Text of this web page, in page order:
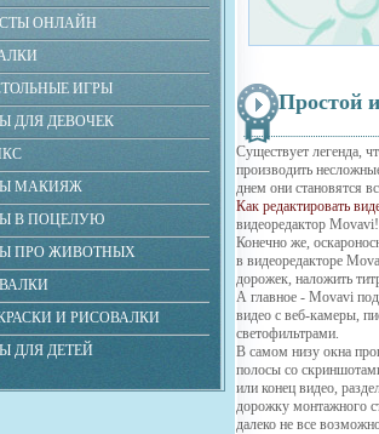
ОНЛАЙН
ИГРЫ
ДЛЯ ДЕВОЧЕК
МАКИЯЖ
В ПОЦЕЛУЮ
ПРО ЖИВОТНЫХ
И РИСОВАЛКИ
ДЛЯ ДЕТЕЙ
Простой
Существует легенда,
производить
днем они становятся
Как редактировать
видеоредактор Movavi!
Конечно же,
в видеоредакторе
дорожек, наложить
А главное - Movavi
видео с веб-камеры,
светофильтрами.
В самом низу окна
полосы со
или конец видео,
дорожку монтажного
далеко не все